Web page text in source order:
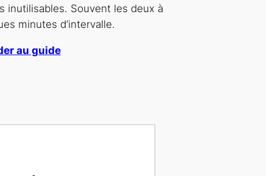
inutilisables. Souvent les deux à
minutes d’intervalle.
au guide